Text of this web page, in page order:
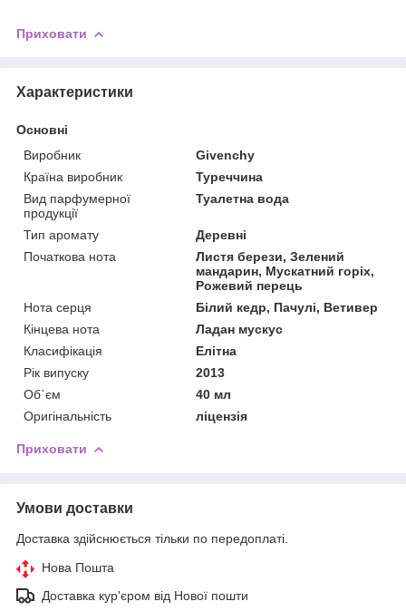
Приховати
Характеристики
Основні
Виробник
Givenchy
Країна виробник
Туреччина
Вид парфумерної
продукції
Туалетна вода
Тип аромату
Деревні
Початкова нота
Листя берези, Зелений
мандарин, Мускатний горіх,
Рожевий перець
Нота серця
Білий кедр, Пачулі, Ветивер
Кінцева нота
Ладан мускус
Класифікація
Елітна
Рік випуску
2013
Об`єм
40 мл
Оригінальність
ліцензія
Приховати
Умови доставки
Доставка здійснюється тільки по передоплаті.
Нова Пошта
Доставка кур'єром від Нової пошти